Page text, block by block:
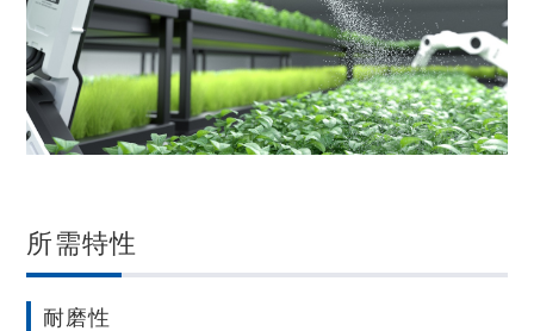
所需特性
耐磨性